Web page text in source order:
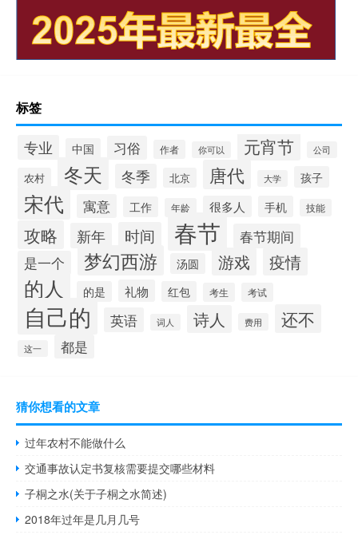
标签
专业 中国 习俗 作者 你可以 元宵节 公司
农村 冬天 冬季 北京 唐代 大学 孩子
宋代 寓意 工作 年龄 很多人 手机 技能
攻略 新年 时间 春节 春节期间
是一个 梦幻西游 汤圆 游戏 疫情
的人 的是 礼物 红包 考生 考试
自己的 英语 词人 诗人 费用 还不
这一 都是
猜你想看的文章
过年农村不能做什么
交通事故认定书复核需要提交哪些材料
子桐之水(关于子桐之水简述)
2018年过年是几月几号